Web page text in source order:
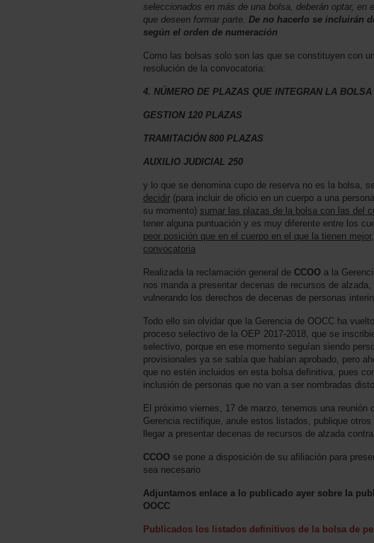
seleccionados en más de una bolsa, deberán optar,
que deseen formar parte. De no hacerlo se incluirán
según el orden de numeración
Como las bolsas solo son las que se constituyen con
resolución de la convocatoria:
4. NÚMERO DE PLAZAS QUE INTEGRAN LA BOLSA
GESTION 120 PLAZAS
TRAMITACIÓN 800 PLAZAS
AUXILIO JUDICIAL 250
y lo que se denomina cupo de reserva no es la bolsa,
decidir (para incluir de oficio en un cuerpo a una
su momento) sumar las plazas de la bolsa con las del
tener alguna puntuación y es muy diferente entre los
peor posición que en el cuerpo en el que la tienen
convocatoria
Realizada la reclamación general de CCOO a la
nos manda a presentar decenas de recursos de
vulnerando los derechos de decenas de personas
Todo ello sin olvidar que la Gerencia de OOCC ha
proceso selectivo de la OEP 2017-2018, que se
selectivo, porque en ese momento seguían siendo
provisionales ya se sabía que habían aprobado, pero
que no estén incluidos en esta bolsa definitiva, pues
inclusión de personas que no van a ser nombradas
El próximo viernes, 17 de marzo, tenemos una
Gerencia rectifique, anule estos listados, publique
llegar a presentar decenas de recursos de alzada
CCOO se pone a disposición de su afiliación para
sea necesario
Adjuntamos enlace a lo publicado ayer sobre la
OOCC
Publicados los listados definitivos de la bolsa de